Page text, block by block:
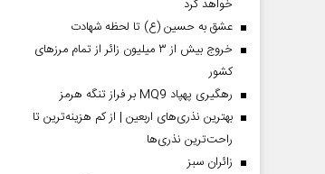
خواهد کرد
عشق به حسین (ع) تا لحظه شهادت
خروج بیش از ۳ میلیون زائر از تمام مرز‌های
کشور
رهگیری پهپاد MQ9 بر فراز تنگه هرمز
بهترین نذری‌های اربعین | از کم هزینه‌ترین تا
راحت‌ترین نذری‌ها
‌زائران سبز